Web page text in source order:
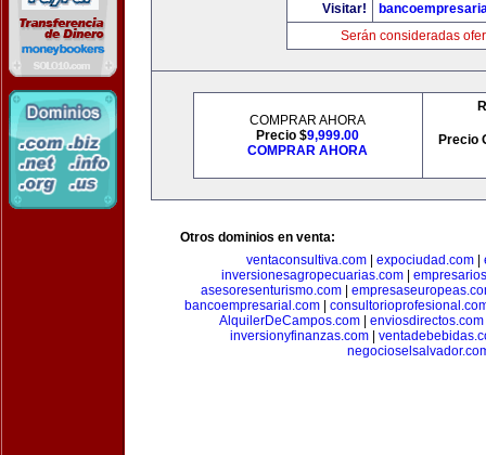
Visitar!
Serán consideradas
COMPRAR AHORA
Precio $9,999.00
COMPRAR AHORA
Precio
Otros dominios en venta:
ventaconsultiva.com
expociudad.com
inversionesagropecuarias.com
asesoresenturismo.com|
bancoempresarial.com
AlquilerDeCampos.com
enviosdirectos.com
inversionyfinanzas.com|